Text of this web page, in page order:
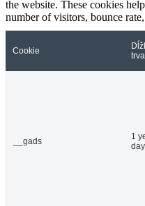
the website. These cookies
number of visitors, bounce
Cookie
__gads
1